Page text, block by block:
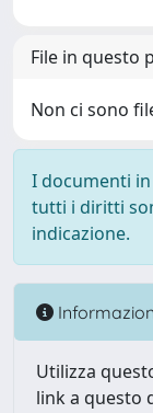
File in questo
Non ci sono
I documenti
tutti i diritti
indicazione.
Utilizza
link a questo